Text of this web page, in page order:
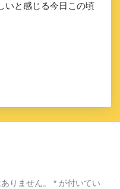
いと感じる今日この頃
りません。 * が付いてい